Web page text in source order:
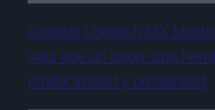
Análisis Logitech MX
más que un ratón: una
productividad y creatividad